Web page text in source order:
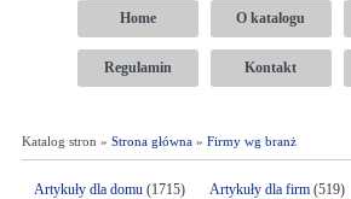
Home O katalogu
Regulamin Kontakt
Katalog stron » Strona główna» Firmy wg branż
Artykuły dla domu(1715) Artykuły dla firm(519)